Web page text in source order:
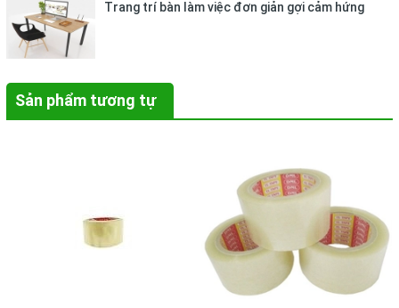
Trang trí bàn làm việc đơn giản gợi cảm hứng
Sản phẩm tương tự